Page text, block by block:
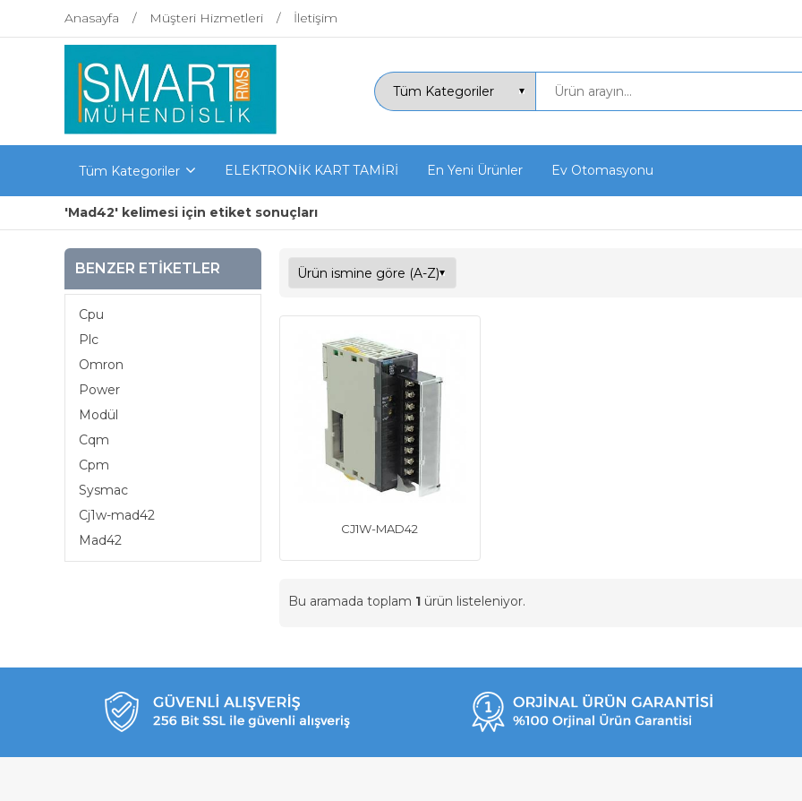
Anasayfa Müşteri Hizmetleri İletişim
Tüm Kategoriler ELEKTRONİK KART TAMİRİ En Yeni Ürünler Ev Otomasyonu
'Mad42' kelimesi için etiket sonuçları
BENZER ETIKETLER
Cpu
Plc
Omron
Power
Modül
Cqm
Cpm
Sysmac
Cj1w-mad42
Mad42
CJ1W-MAD42
Bu aramada toplam 1 ürün listeleniyor.